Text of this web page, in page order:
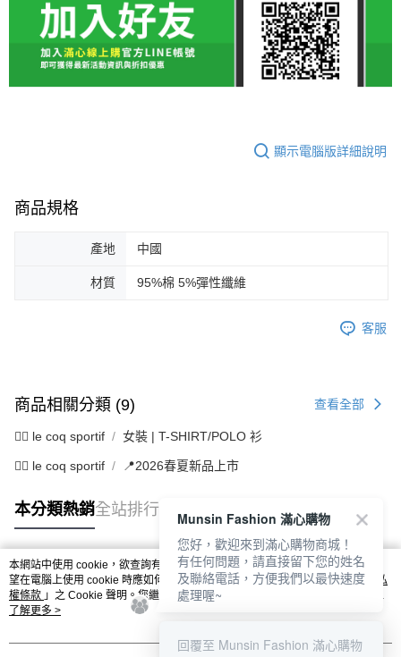
顯示電腦版詳細說明
商品規格
產地 中國
材質 95%棉 5%彈性纖維
客服
商品相關分類 (9) 查看全部
🚴‍♂️ le coq sportif 女裝 | T-SHIRT/POLO 衫
🚴‍♂️ le coq sportif 📍2026春夏新品上市
本分類熱銷全站排行
熱門標籤
本網站中使用 cookie，欲查詢有關本網站使用 cookie 方式之詳情，及若您不希
望在電腦上使用 cookie 時應如何變更電腦的 cookie 設定，請參閱本網站「
隱私
權條款 」之 Cookie 聲明。您繼續使用本網站即表示您同意本公司得按本網站使
用條款之 Cookie 聲明使用 cookie。
了解更多 >
Munsin Fashion 滿心購物
您好，歡迎來到滿心購物商城！
有任何問題，請直接留下您的姓名
及聯絡電話，方便我們以最快速度
處理喔~
回覆至 Munsin Fashion 滿心購物